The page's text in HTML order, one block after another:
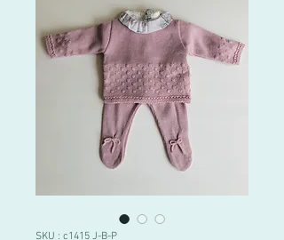
SKU : c1415 J-B-P